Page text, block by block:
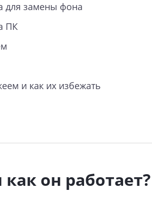
для замены фона
ПК
и как их избежать
он работает?